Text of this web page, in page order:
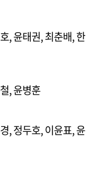
, 윤태권, 최춘배, 한
, 윤병훈
, 정두호, 이윤표, 윤